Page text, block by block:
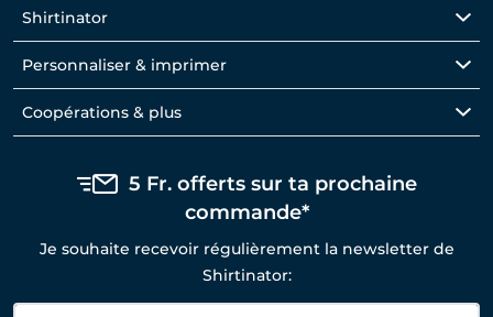
Shirtinator
Personnaliser & imprimer
Coopérations & plus
5 Fr. offerts sur ta prochaine
commande*
Je souhaite recevoir régulièrement la newsletter de
Shirtinator: